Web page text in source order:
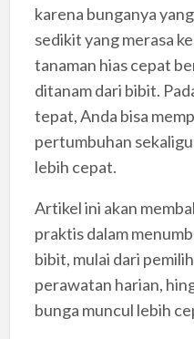
karena bunganya
sedikit yang merasa
tanaman hias cepat
ditanam dari bibit.
tepat, Anda bisa
pertumbuhan
lebih cepat.
Artikel ini akan
praktis dalam
bibit, mulai dari
perawatan harian,
bunga muncul lebih